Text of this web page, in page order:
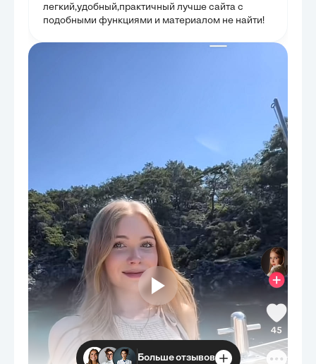
обозначены
центральным
легкий,удобный,практичный лучше сайта с
подобными функциями и материалом не найти!
Больше отзывов